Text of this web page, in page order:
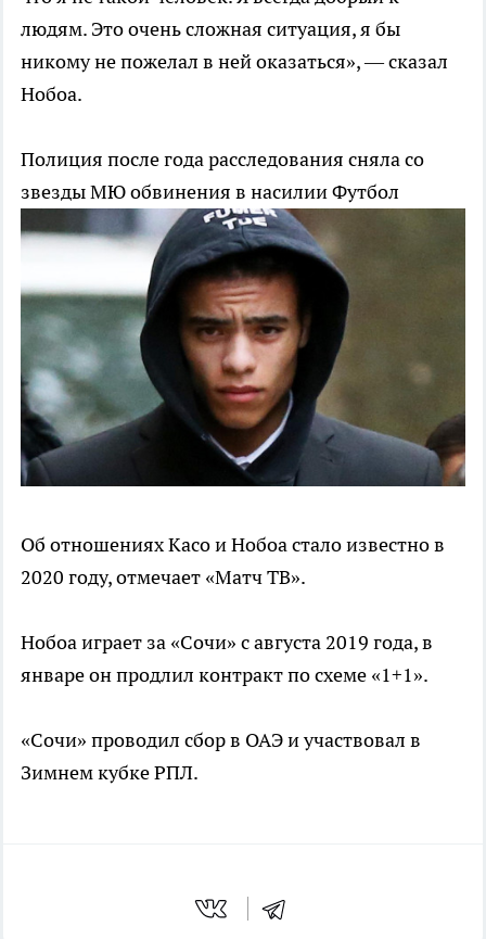
людям. Это очень сложная ситуация, я бы
никому не пожелал в ней оказаться», — сказал
Нобоа.
Полиция после года расследования сняла со
звезды МЮ обвинения в насилииФутбол
Об отношениях Касо и Нобоа стало известно в
2020 году, отмечает «Матч ТВ».
Нобоа играет за «Сочи» с августа 2019 года, в
январе он продлил контракт по схеме «1+1».
«Сочи» проводил сбор в ОАЭ и участвовал в
Зимнем кубке РПЛ.